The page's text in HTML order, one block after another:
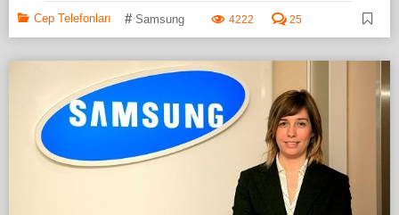
Cep Telefonları # Samsung 4222 25